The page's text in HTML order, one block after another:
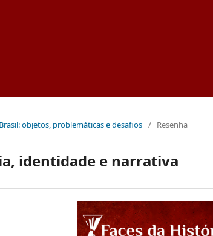
objetos, problemáticas e desafios / Resenha
identidade e narrativa